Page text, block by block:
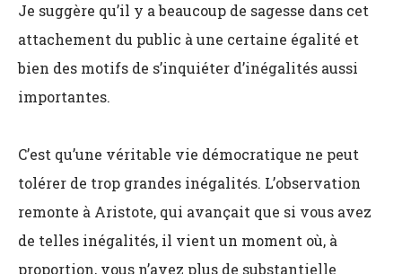
Je suggère qu’il y a beaucoup de sagesse dans cet
attachement du public à une certaine égalité et
bien des motifs de s’inquiéter d’inégalités aussi
importantes.
C’est qu’une véritable vie démocratique ne peut
tolérer de trop grandes inégalités. L’observation
remonte à Aristote, qui avançait que si vous avez
de telles inégalités, il vient un moment où, à
proportion, vous n’avez plus de substantielle